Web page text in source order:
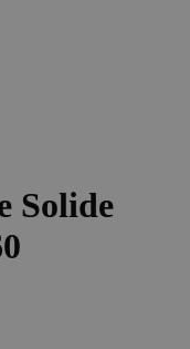
Solide